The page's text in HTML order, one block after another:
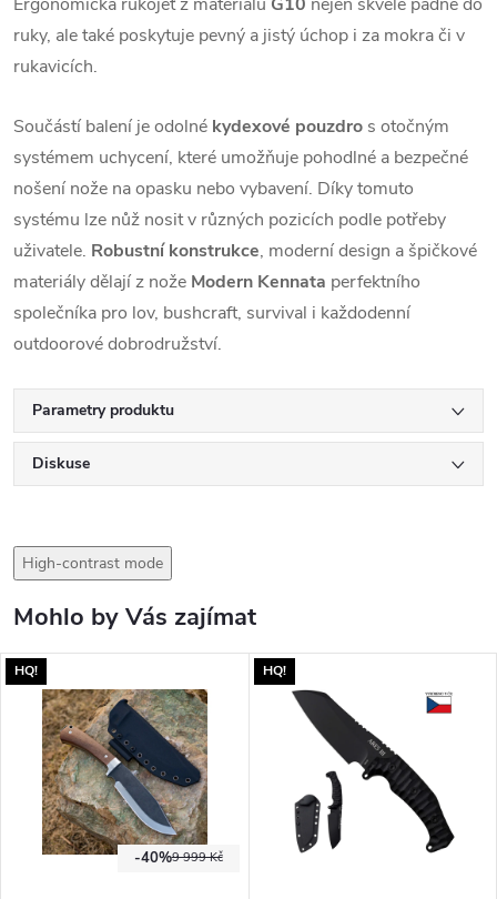
ruky, ale také poskytuje pevný a jistý úchop i za mokra či v
rukavicích.
Součástí balení je odolné kydexové pouzdro s otočným
systémem uchycení, které umožňuje pohodlné a bezpečné
nošení nože na opasku nebo vybavení. Díky tomuto
systému lze nůž nosit v různých pozicích podle potřeby
uživatele. Robustní konstrukce, moderní design a špičkové
materiály dělají z nože Modern Kennata perfektního
společníka pro lov, bushcraft, survival i každodenní
outdoorové dobrodružství.
Parametry produktu
Diskuse
High-contrast mode
Mohlo by Vás zajímat
HQ!
9 999 Kč
-40%
HQ!